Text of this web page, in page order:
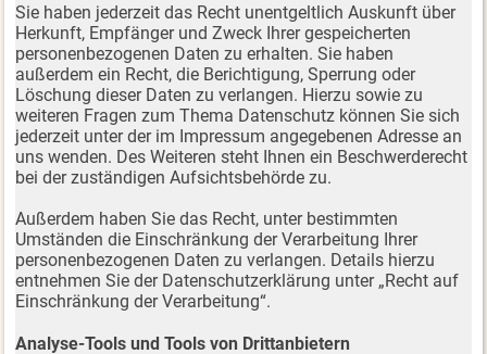
Sie haben jederzeit das Recht unentgeltlich Auskunft über
Herkunft, Empfänger und Zweck Ihrer gespeicherten
personenbezogenen Daten zu erhalten. Sie haben
außerdem ein Recht, die Berichtigung, Sperrung oder
Löschung dieser Daten zu verlangen. Hierzu sowie zu
weiteren Fragen zum Thema Datenschutz können Sie sich
jederzeit unter der im Impressum angegebenen Adresse an
uns wenden. Des Weiteren steht Ihnen ein Beschwerderecht
bei der zuständigen Aufsichtsbehörde zu.
Außerdem haben Sie das Recht, unter bestimmten
Umständen die Einschränkung der Verarbeitung Ihrer
personenbezogenen Daten zu verlangen. Details hierzu
entnehmen Sie der Datenschutzerklärung unter „Recht auf
Einschränkung der Verarbeitung“.
Analyse-Tools und Tools von Drittanbietern